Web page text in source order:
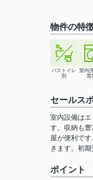
物件の特
バストイレ
別
室内
置
セールス
室内設備は
す。収納も
屋が便利で
きます。初
ポイント